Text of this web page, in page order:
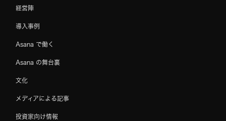
経営陣
導入事例
Asana で働く
Asana の舞台裏
文化
メディアによる記事
投資家向け情報